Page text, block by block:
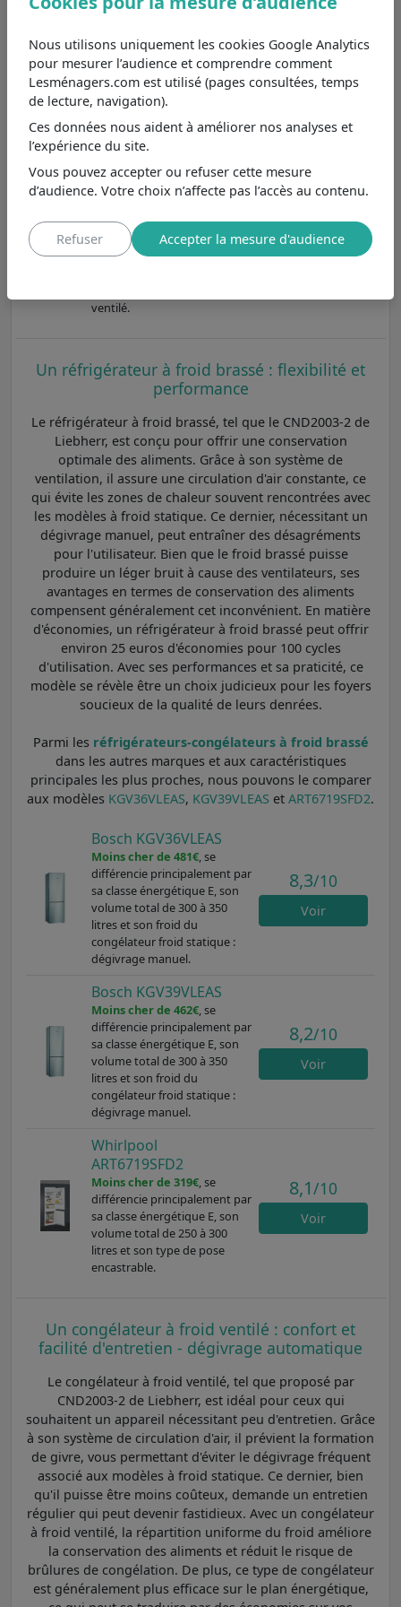
Moins cher de 199€ , se
différencie principalement par
son froid du réfrigérateur
froid ventilé.
8,2/10
Voir
Haier HTR7720DNMB
Au même prix
principalement par son froid
du réfrigérateur froid ventilé.
Voir
Haier HTW5618ENPT
Moins cher de 457€, se
différencie principalement par
ventilé.
8,7/10
Un réfrigérateur à froid brassé : flexibilité et
performance
Le réfrigérateur à froid brassé, tel que le CND2003-2 de
Liebherr, est conçu pour offrir une conservation
optimale des aliments. Grâce à son système de
ventilation, il assure une circulation d'air constante, ce
qui évite les zones de chaleur souvent rencontrées avec
les modèles à froid statique. Ce dernier, nécessitant un
dégivrage manuel, peut entraîner des désagréments
pour l'utilisateur. Bien que le froid brassé puisse
produire un léger bruit à cause des ventilateurs, ses
avantages en termes de conservation des aliments
compensent généralement cet inconvénient. En matière
d'économies, un réfrigérateur à froid brassé peut offrir
environ 25 euros d'économies pour 100 cycles
d'utilisation. Avec ses performances et sa praticité, ce
modèle se révèle être un choix judicieux pour les foyers
soucieux de la qualité de leurs denrées.
Parmi les réfrigérateurs-congélateurs à froid brassé
dans les autres marques et aux caractéristiques
principales les plus proches, nous pouvons le comparer
aux modèles KGV36VLEAS, KGV39VLEAS et ART6719SFD2.
Bosch KGV36VLEAS
Moins cher de 481€, se
différencie principalement par
sa classe énergétique E, son
volume total de 300 à 350
litres et son froid du
congélateur froid statique :
dégivrage manuel.
8,3/10
Voir
Bosch KGV39VLEAS
Moins cher de 462€, se
différencie principalement par
sa classe énergétique E, son
volume total de 300 à 350
litres et son froid du
congélateur froid statique :
dégivrage manuel.
8,2/10
Voir
Whirlpool
ART6719SFD2
Moins cher de 319€, se
différencie principalement par
sa classe énergétique E, son
volume total de 250 à 300
litres et son type de pose
encastrable.
8,1/10
Voir
Un congélateur à froid ventilé : confort et
facilité d'entretien - dégivrage automatique
Le congélateur à froid ventilé, tel que proposé par
CND2003-2 de Liebherr, est idéal pour ceux qui
souhaitent un appareil nécessitant peu d'entretien. Grâce
à son système de circulation d'air, il prévient la formation
de givre, vous permettant d'éviter le dégivrage fréquent
associé aux modèles à froid statique. Ce dernier, bien
qu'il puisse être moins coûteux, demande un entretien
régulier qui peut devenir fastidieux. Avec un congélateur
à froid ventilé, la répartition uniforme du froid améliore
la conservation des aliments et réduit le risque de
brûlures de congélation. De plus, ce type de congélateur
est généralement plus efficace sur le plan énergétique,
Nous utilisons uniquement les cookies Google Analytics
pour mesurer l’audience et comprendre comment
Lesménagers.com est utilisé (pages consultées, temps
de lecture, navigation).
Ces données nous aident à améliorer nos analyses et
l’expérience du site.
Vous pouvez accepter ou refuser cette mesure
d’audience. Votre choix n’affecte pas l’accès au contenu.
Refuser Accepter la mesure d'audience